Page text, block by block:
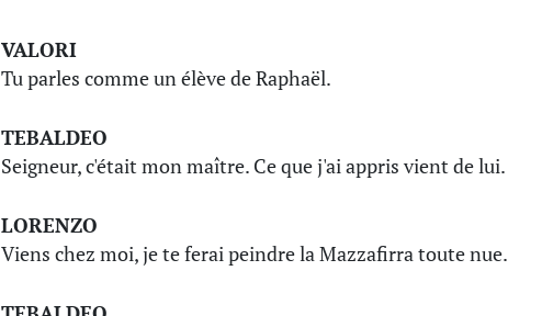
VALORI
Tu parles comme un élève de Raphaël.
TEBALDEO
Seigneur, c'était mon maître. Ce que j'ai appris vient de lui.
LORENZO
Viens chez moi, je te ferai peindre la Mazzafirra toute nue.